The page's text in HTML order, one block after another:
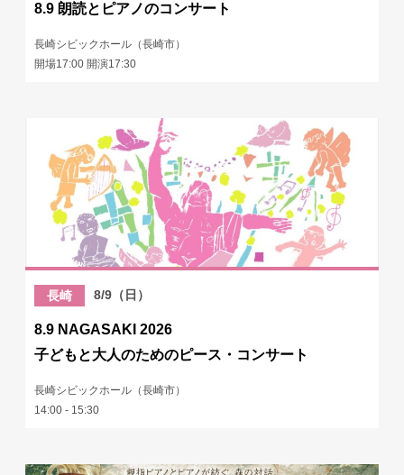
8.9 朗読とピアノのコンサート
長崎シビックホール（長崎市）
開場17:00 開演17:30
長崎 8/9（日）
8.9 NAGASAKI 2026
子どもと大人のためのピース・コンサート
長崎シビックホール（長崎市）
14:00 - 15:30